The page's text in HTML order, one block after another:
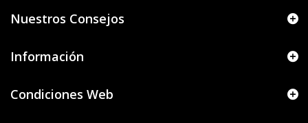
Nuestros Consejos
Información
Condiciones Web